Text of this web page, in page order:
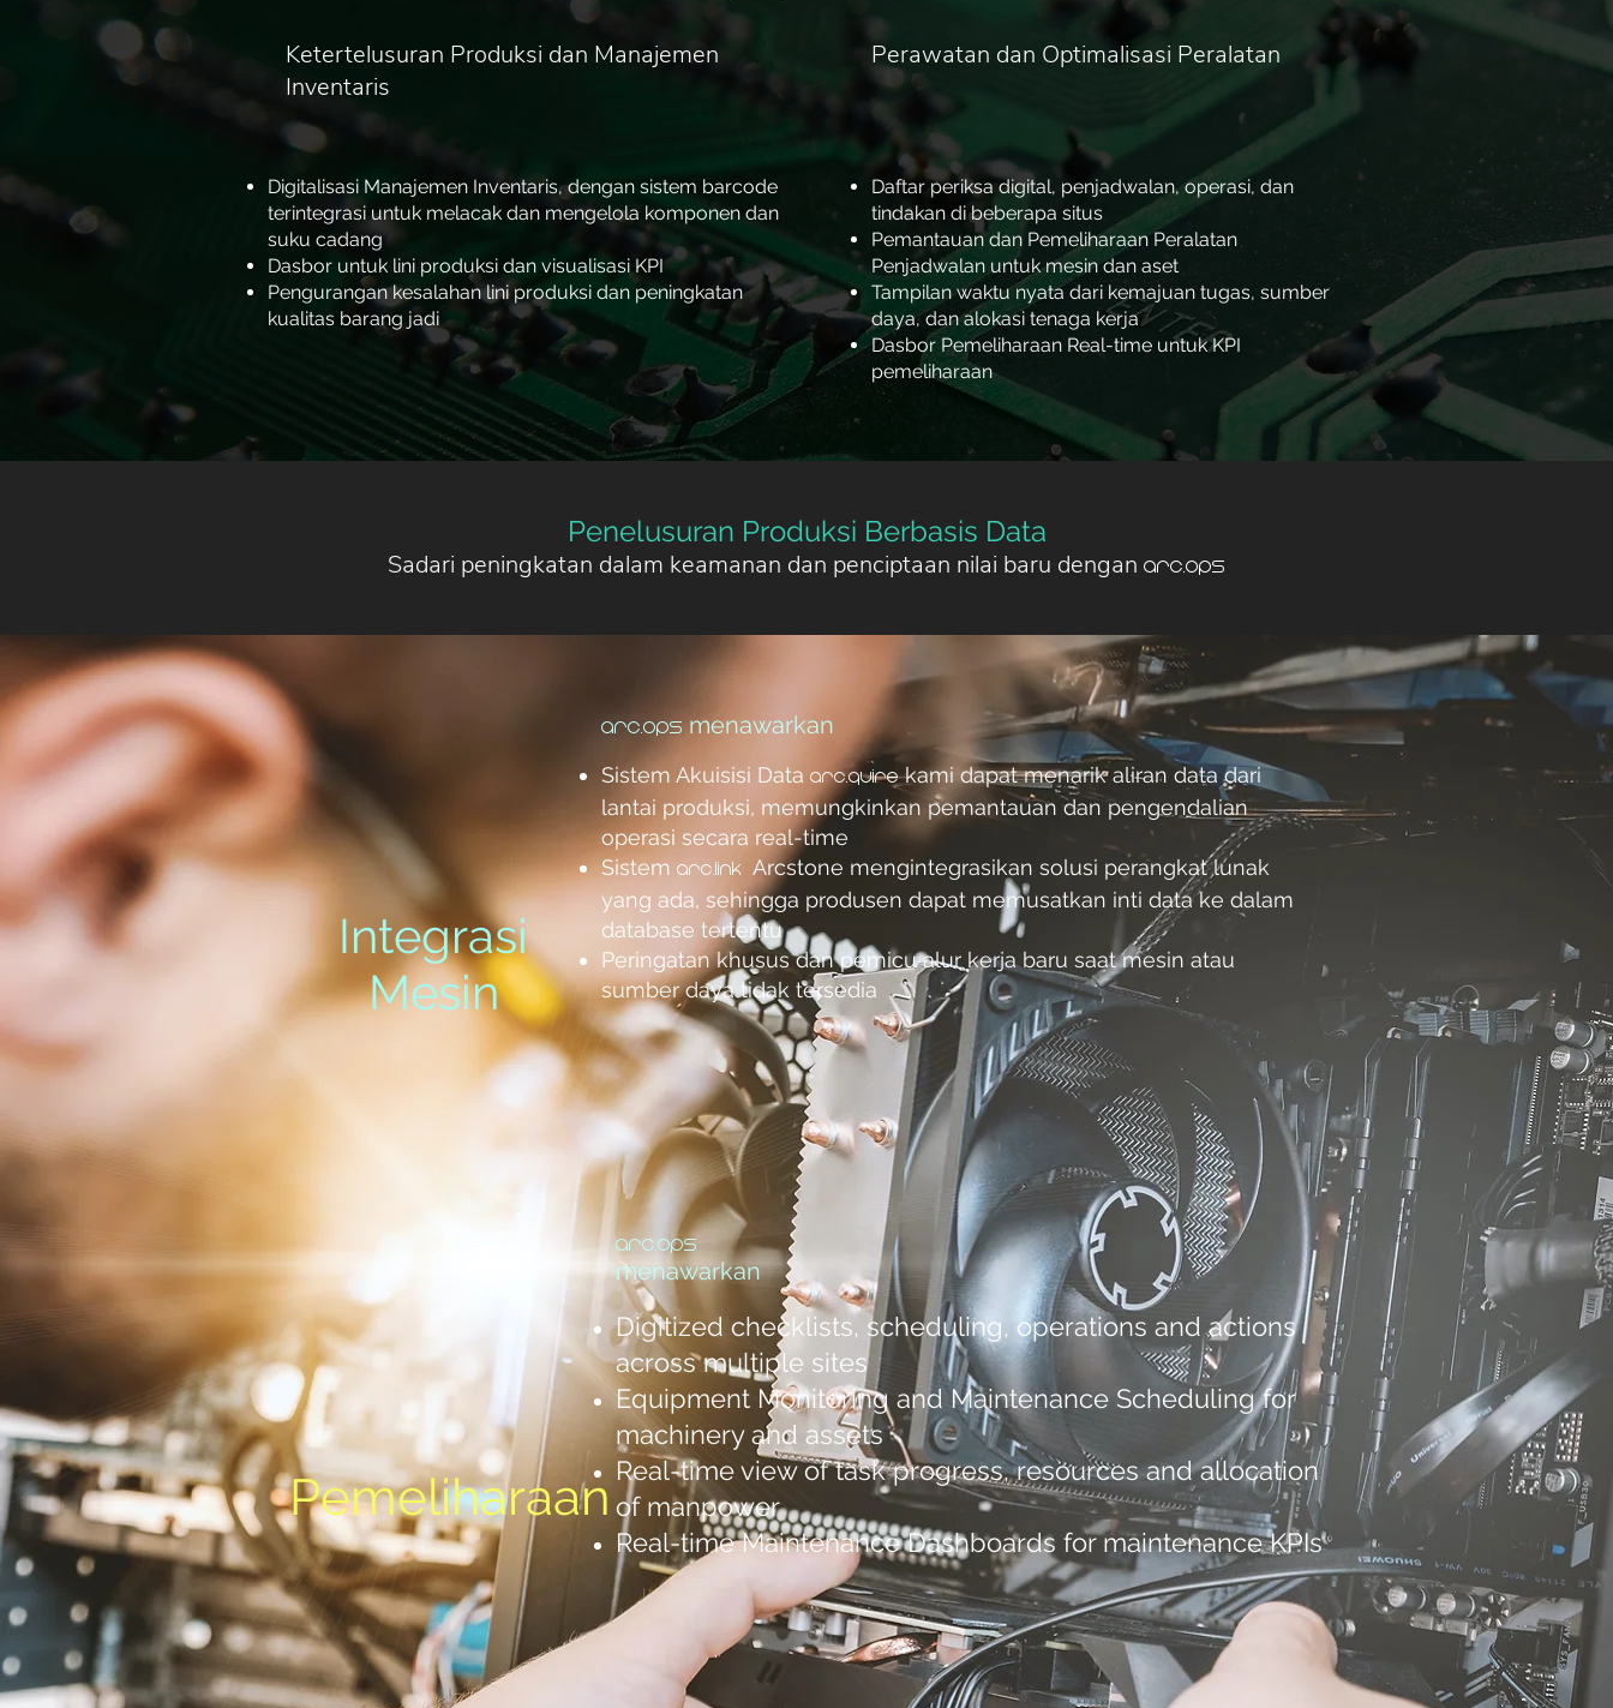
Ketertelusuran Produksi dan Manajemen
Inventaris
Digitalisasi Manajemen Inventaris, dengan sistem barcode
terintegrasi untuk melacak dan mengelola komponen dan
suku cadang
Dasbor untuk lini produksi dan visualisasi KPI
Pengurangan kesalahan lini produksi dan peningkatan
kualitas barang jadi
Perawatan dan Optimalisasi Peralatan
Daftar periksa digital, penjadwalan, operasi, dan
tindakan di beberapa situs
Pemantauan dan Pemeliharaan Peralatan
Penjadwalan untuk mesin dan aset
Tampilan waktu nyata dari kemajuan tugas, sumber
daya, dan alokasi tenaga kerja
Dasbor Pemeliharaan Real-time untuk KPI
pemeliharaan
Penelusuran Produksi Berbasis Data
Sadari peningkatan dalam keamanan dan penciptaan nilai baru dengan arc.ops
arc.ops menawarkan
Integrasi
Mesin
Sistem Akuisisi Data arc.quirekami dapat menarik aliran data dari
lantai produksi, memungkinkan pemantauan dan pengendalian
operasi secara real-time
Sistem arc.link Arcstone mengintegrasikan solusi perangkat lunak
yang ada, sehingga produsen dapat memusatkan inti data ke dalam
database tertentu
Peringatan khusus dan pemicu alur kerja baru saat mesin atau
sumber daya tidak tersedia
arc.ops
menawarkan
Pemeliharaan
Digitized checklists, scheduling, operations and actions
across multiple sites
Equipment Monitoring and Maintenance Scheduling for
machinery and assets
Real-time view of task progress, resources and allocation
of manpower
Real-time Maintenance Dashboards for maintenance KPIs